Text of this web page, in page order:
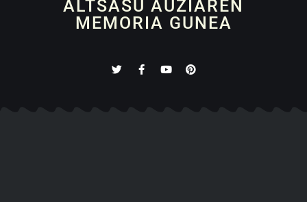
ALTSASU AUZIAREN
MEMORIA GUNEA